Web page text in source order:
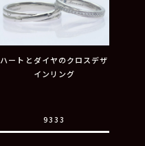
ハートとダイヤのクロスデザ
インリング
9333